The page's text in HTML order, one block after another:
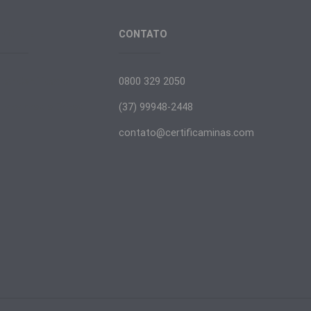
CONTATO
0800 329 2050
(37) 99948-2448
contato@certificaminas.com